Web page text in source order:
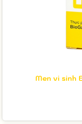
Men vi sinh